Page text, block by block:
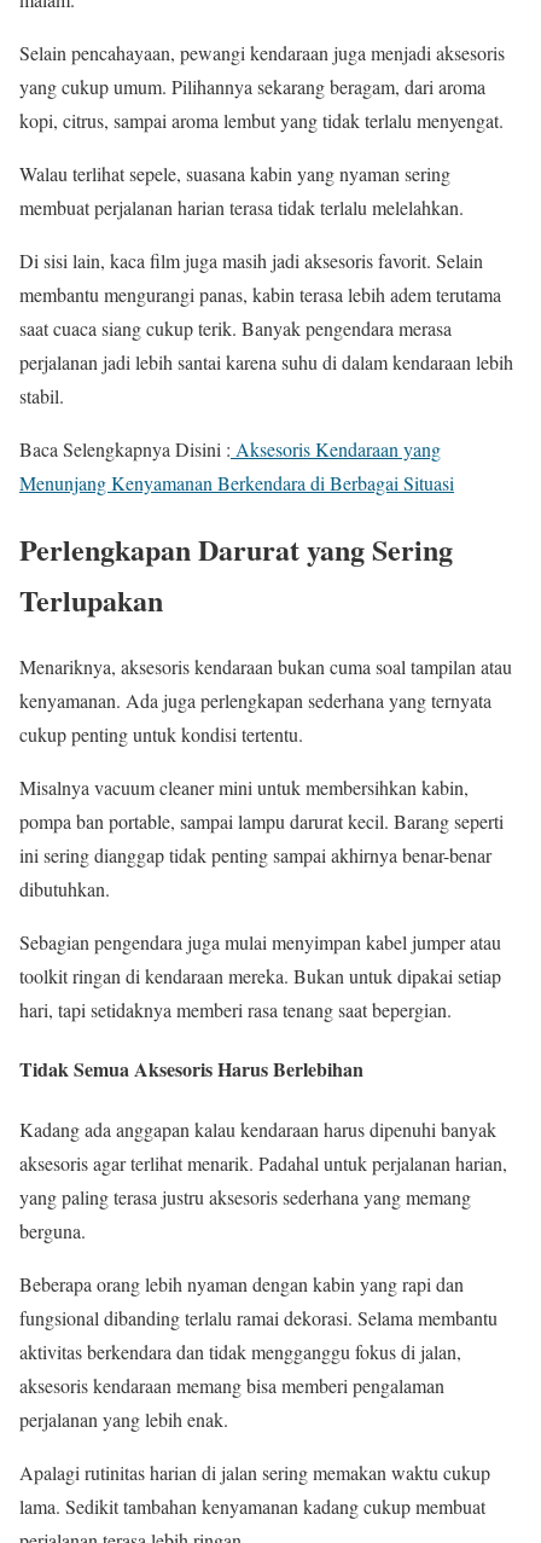
Selain pencahayaan, pewangi kendaraan juga menjadi aksesoris
yang cukup umum. Pilihannya sekarang beragam, dari aroma
kopi, citrus, sampai aroma lembut yang tidak terlalu menyengat.
Walau terlihat sepele, suasana kabin yang nyaman sering
membuat perjalanan harian terasa tidak terlalu melelahkan.
Di sisi lain, kaca film juga masih jadi aksesoris favorit. Selain
membantu mengurangi panas, kabin terasa lebih adem terutama
saat cuaca siang cukup terik. Banyak pengendara merasa
perjalanan jadi lebih santai karena suhu di dalam kendaraan lebih
stabil.
Baca Selengkapnya Disini : Aksesoris Kendaraan yang
Menunjang Kenyamanan Berkendara di Berbagai Situasi
Perlengkapan Darurat yang Sering
Terlupakan
Menariknya, aksesoris kendaraan bukan cuma soal tampilan atau
kenyamanan. Ada juga perlengkapan sederhana yang ternyata
cukup penting untuk kondisi tertentu.
Misalnya vacuum cleaner mini untuk membersihkan kabin,
pompa ban portable, sampai lampu darurat kecil. Barang seperti
ini sering dianggap tidak penting sampai akhirnya benar-benar
dibutuhkan.
Sebagian pengendara juga mulai menyimpan kabel jumper atau
toolkit ringan di kendaraan mereka. Bukan untuk dipakai setiap
hari, tapi setidaknya memberi rasa tenang saat bepergian.
Tidak Semua Aksesoris Harus Berlebihan
Kadang ada anggapan kalau kendaraan harus dipenuhi banyak
aksesoris agar terlihat menarik. Padahal untuk perjalanan harian,
yang paling terasa justru aksesoris sederhana yang memang
berguna.
Beberapa orang lebih nyaman dengan kabin yang rapi dan
fungsional dibanding terlalu ramai dekorasi. Selama membantu
aktivitas berkendara dan tidak mengganggu fokus di jalan,
aksesoris kendaraan memang bisa memberi pengalaman
perjalanan yang lebih enak.
Apalagi rutinitas harian di jalan sering memakan waktu cukup
lama. Sedikit tambahan kenyamanan kadang cukup membuat